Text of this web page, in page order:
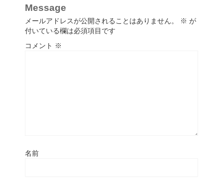
Message
メールアドレスが公開されることはありません。 ※ が
付いている欄は必須項目です
コメント ※
名前